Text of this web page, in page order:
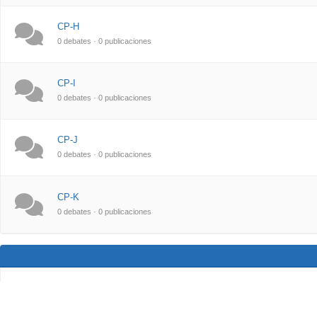
CP-H
0 debates · 0 publicaciones
CP-I
0 debates · 0 publicaciones
CP-J
0 debates · 0 publicaciones
CP-K
0 debates · 0 publicaciones